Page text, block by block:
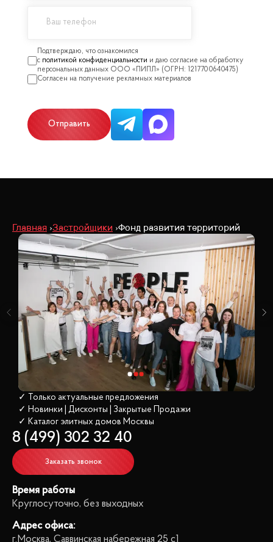
политикой конфиденциальности
Отправить
Главная Застройщики Фонд развития территорий
✓ Только актуальные предложения
✓ Новинки | Дисконты | Закрытые Продажи
✓ Каталог элитных домов Москвы
8 (499) 302 32 40
Заказать звонок
Время работы
Круглосуточно, без выходных
Адрес офиса:
г.Москва, Саввинская набережная 25 с1